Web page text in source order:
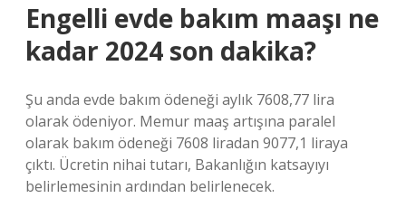
Engelli evde bakım maaşı ne
kadar 2024 son dakika?
Şu anda evde bakım ödeneği aylık 7608,77 lira
olarak ödeniyor. Memur maaş artışına paralel
olarak bakım ödeneği 7608 liradan 9077,1 liraya
çıktı. Ücretin nihai tutarı, Bakanlığın katsayıyı
belirlemesinin ardından belirlenecek.